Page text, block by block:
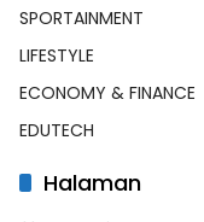
SPORTAINMENT
LIFESTYLE
ECONOMY & FINANCE
EDUTECH
Halaman